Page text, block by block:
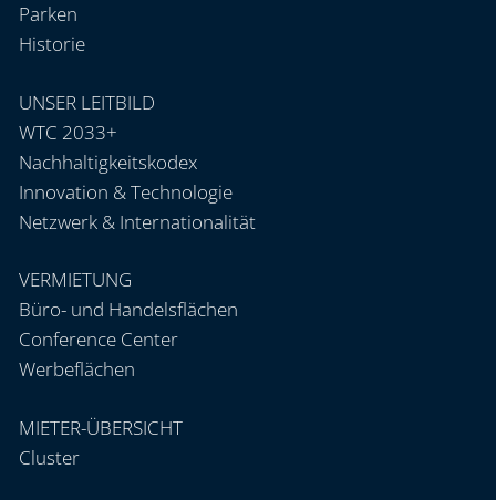
Parken
Historie
UNSER LEITBILD
WTC 2033+
Nachhaltigkeitskodex
Innovation & Technologie
Netzwerk & Internationalität
VERMIETUNG
Büro- und Handelsflächen
Conference Center
Werbeflächen
MIETER-ÜBERSICHT
Cluster